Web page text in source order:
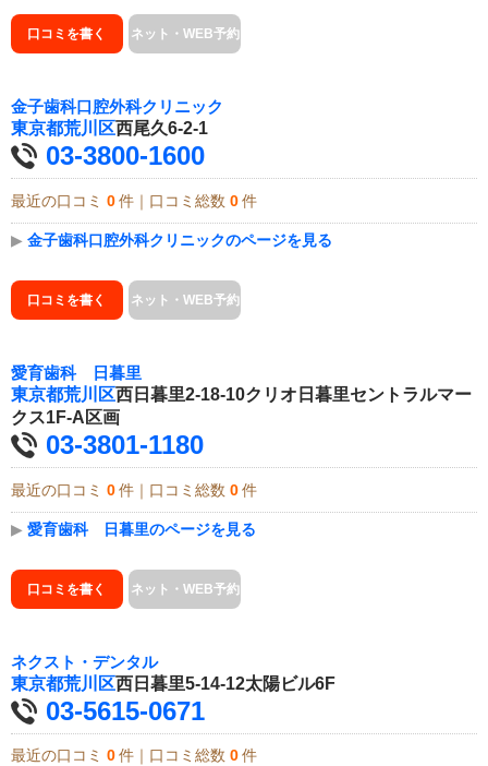
口コミを書く ネット・WEB予約
金子歯科口腔外科クリニック
東京都荒川区西尾久6-2-1
03-3800-1600
最近の口コミ 0 件｜口コミ総数 0 件
▶ 金子歯科口腔外科クリニックのページを見る
口コミを書く ネット・WEB予約
愛育歯科 日暮里
東京都荒川区西日暮里2-18-10クリオ日暮里セントラルマー
クス1F-A区画
03-3801-1180
最近の口コミ 0 件｜口コミ総数 0 件
▶ 愛育歯科 日暮里のページを見る
口コミを書く ネット・WEB予約
ネクスト・デンタル
東京都荒川区西日暮里5-14-12太陽ビル6F
03-5615-0671
最近の口コミ 0 件｜口コミ総数 0 件